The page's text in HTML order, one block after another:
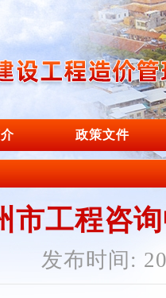
政策文件
市工程咨
发布时间: